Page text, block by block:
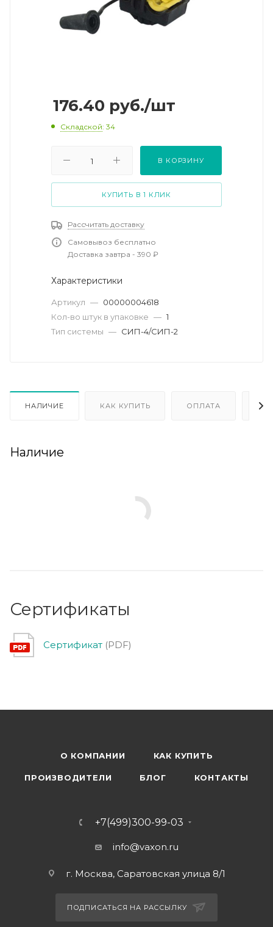
176.40 руб./шт
Складской: 34
В КОРЗИНУ
КУПИТЬ В 1 КЛИК
Рассчитать доставку
Самовывоз бесплатно
Доставка завтра - 390 ₽
Характеристики
Артикул — 00000004618
Кол-во штук в упаковке — 1
Тип системы — СИП-4/СИП-2
НАЛИЧИЕ КАК КУПИТЬ ОПЛАТА
Наличие
Сертификаты
Сертификат (PDF)
О КОМПАНИИ КАК КУПИТЬ
ПРОИЗВОДИТЕЛИ БЛОГ КОНТАКТЫ
+7(499)300-99-03
info@vaxon.ru
г. Москва, Саратовская улица 8/1
ПОДПИСАТЬСЯ НА РАССЫЛКУ